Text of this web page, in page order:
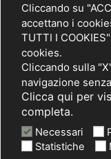
SEGUICI
Cliccando su
accettano i
TUTTI I
cookies.
Cliccando sulla
navigazione
Clicca qui per
completa.
Necessari
Statistiche